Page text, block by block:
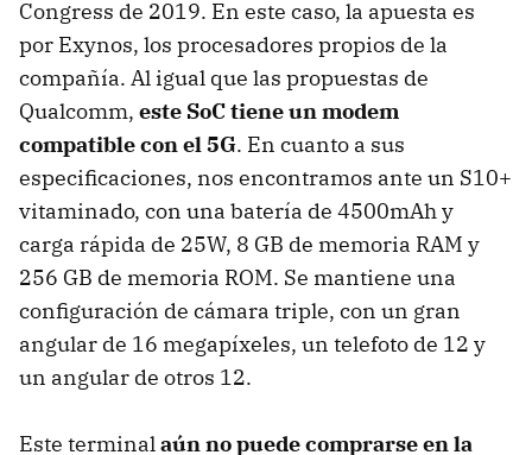
Congress de 2019. En este caso, la apuesta es
por Exynos, los procesadores propios de la
compañía. Al igual que las propuestas de
Qualcomm, este SoC tiene un modem
compatible con el 5G. En cuanto a sus
especificaciones, nos encontramos ante un S10+
vitaminado, con una batería de 4500mAh y
carga rápida de 25W, 8 GB de memoria RAM y
256 GB de memoria ROM. Se mantiene una
configuración de cámara triple, con un gran
angular de 16 megapíxeles, un telefoto de 12 y
un angular de otros 12.
Este terminal aún no puede comprarse en la